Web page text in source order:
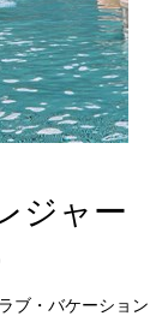
ジャー
ブ・バケーション